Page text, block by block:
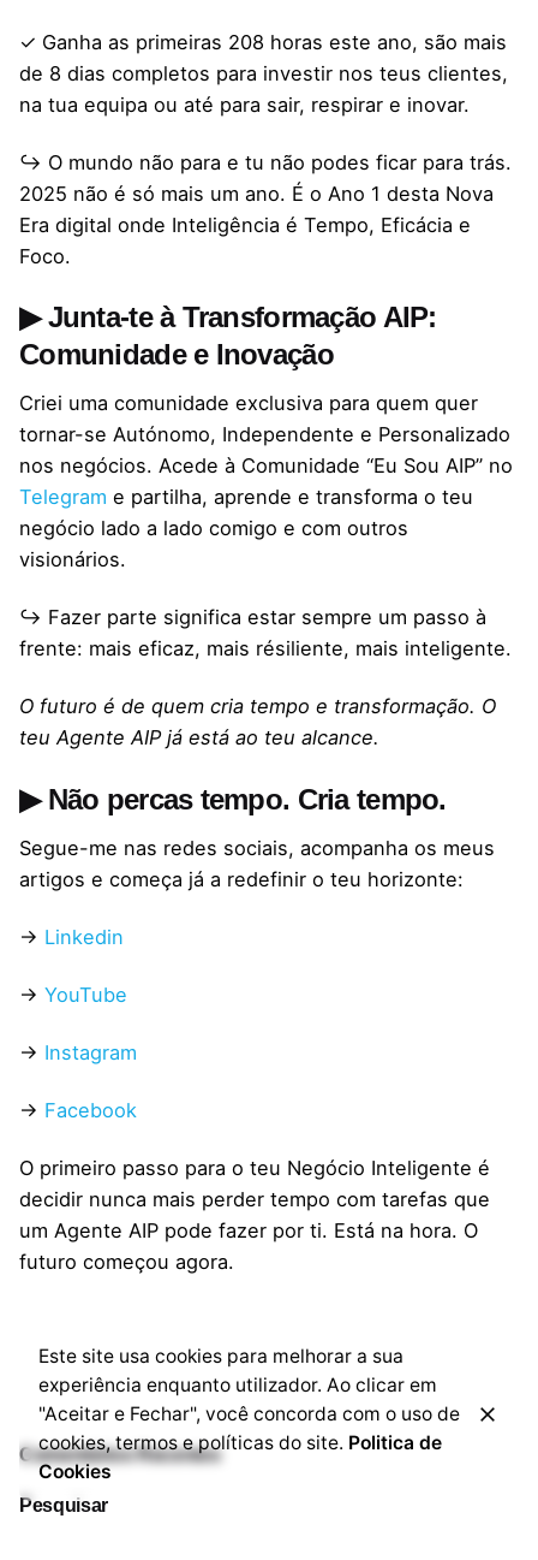
Comentários Recentes
Pesquisar
✓ Ganha as primeiras 208 horas este ano, são mais
de 8 dias completos para investir nos teus clientes,
na tua equipa ou até para sair, respirar e inovar.
↪ O mundo não para e tu não podes ficar para trás.
2025 não é só mais um ano. É o Ano 1 desta Nova
Era digital onde Inteligência é Tempo, Eficácia e
Foco.
▶ Junta-te à Transformação AIP:
Comunidade e Inovação
Criei uma comunidade exclusiva para quem quer
tornar-se Autónomo, Independente e Personalizado
nos negócios. Acede à Comunidade “Eu Sou AIP” no
Telegram e partilha, aprende e transforma o teu
negócio lado a lado comigo e com outros
visionários.
↪ Fazer parte significa estar sempre um passo à
frente: mais eficaz, mais résiliente, mais inteligente.
O futuro é de quem cria tempo e transformação. O
teu Agente AIP já está ao teu alcance.
▶ Não percas tempo. Cria tempo.
Segue-me nas redes sociais, acompanha os meus
artigos e começa já a redefinir o teu horizonte:
→ Linkedin
→ YouTube
→ Instagram
→ Facebook
O primeiro passo para o teu Negócio Inteligente é
decidir nunca mais perder tempo com tarefas que
um Agente AIP pode fazer por ti. Está na hora. O
futuro começou agora.
Este site usa cookies para melhorar a sua
experiência enquanto utilizador. Ao clicar em
"Aceitar e Fechar", você concorda com o uso de
cookies, termos e políticas do site. Politica de
Cookies